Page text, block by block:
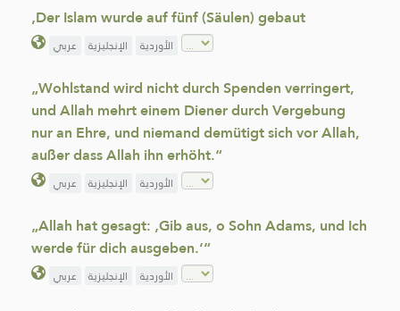
‚Der Islam wurde auf fünf (Säulen) gebaut
عربي الإنجليزية الأوردية
„Wohlstand wird nicht durch Spenden verringert,
und Allah mehrt einem Diener durch Vergebung
nur an Ehre, und niemand demütigt sich vor Allah,
außer dass Allah ihn erhöht.“
عربي الإنجليزية الأوردية
„Allah hat gesagt: ‚Gib aus, o Sohn Adams, und Ich
werde für dich ausgeben.‘“
عربي الإنجليزية الأوردية